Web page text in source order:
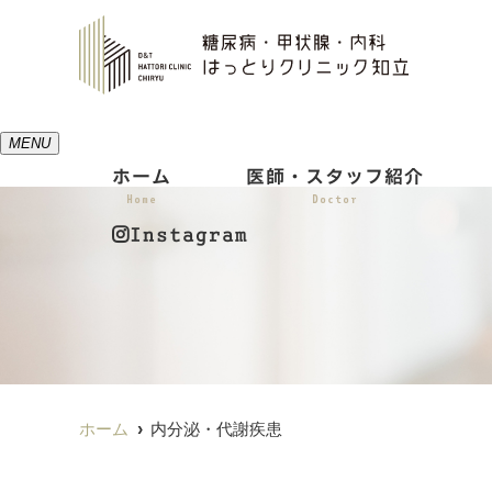
MENU
ホーム
Home
医師・スタッフ紹介
Doctor
Instagram
ホーム 内分泌・代謝疾患